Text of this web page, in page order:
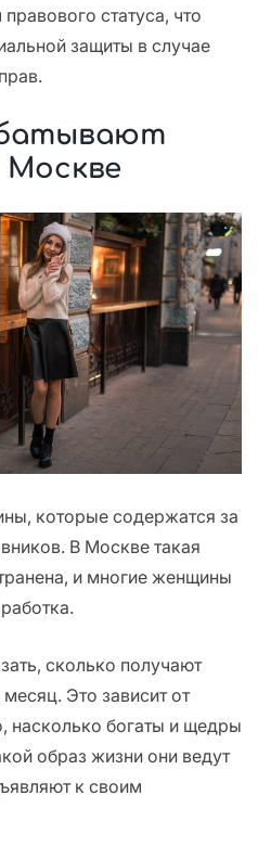
статуса, что
защиты в случае
Москве
которые содержатся за
В Москве такая
и многие женщины
сколько получают
Это зависит от
насколько богаты и щедры
образ жизни они ведут
к своим